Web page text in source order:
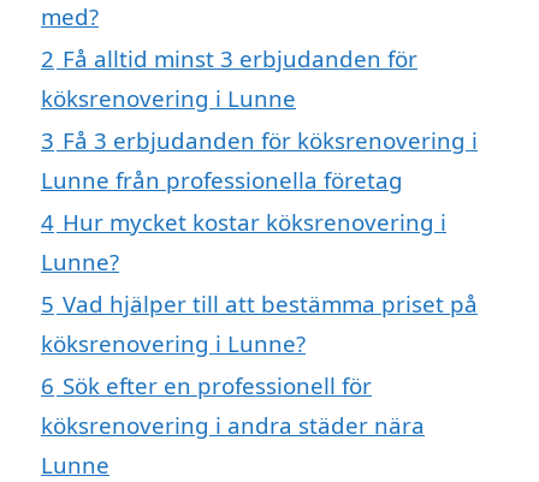
med?
2 Få alltid minst 3 erbjudanden för
köksrenovering i Lunne
3 Få 3 erbjudanden för köksrenovering i
Lunne från professionella företag
4 Hur mycket kostar köksrenovering i
Lunne?
5 Vad hjälper till att bestämma priset på
köksrenovering i Lunne?
6 Sök efter en professionell för
köksrenovering i andra städer nära
Lunne